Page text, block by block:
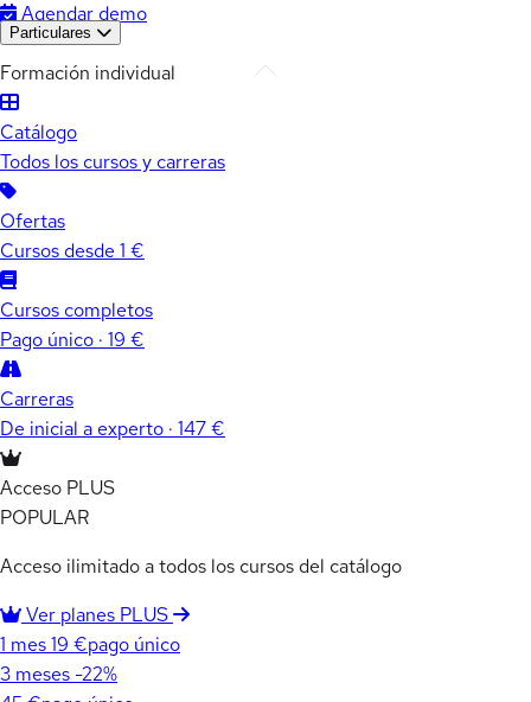
Agendar demo
Particulares
Formación individual
Catálogo
Todos los cursos y carreras
Ofertas
Cursos desde 1 €
Cursos completos
Pago único · 19 €
Carreras
De inicial a experto · 147 €
Acceso PLUS
POPULAR
Acceso ilimitado a todos los cursos del catálogo
Ver planes PLUS
1 mes19 €pago único
3 meses -22%